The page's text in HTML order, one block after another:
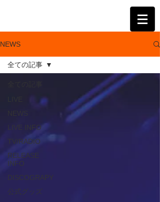
NEWS
LIVE INFO
TV/RADIO
RELEASE
INFO
DISCOGRAPY
公式グッズ
全ての記事